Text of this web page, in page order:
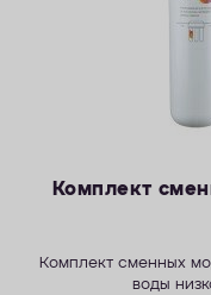
Комплект
Комплект сменных
воды